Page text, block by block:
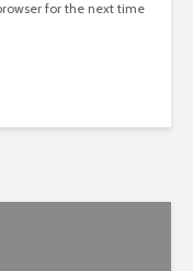
for the next time